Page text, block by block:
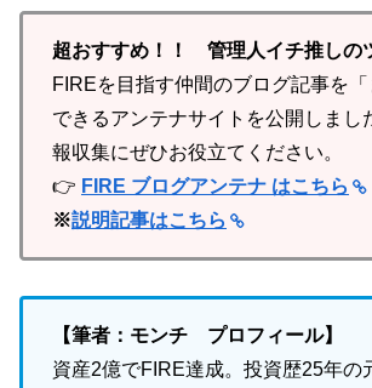
超おすすめ！！ 管理人イチ推しの
FIREを目指す仲間のブログ記事を「
できるアンテナサイトを公開しまし
報収集にぜひお役立てください。
👉 FIRE ブログアンテナ はこちら
※説明記事はこちら
【筆者：モンチ プロフィール】
資産2億でFIRE達成。投資歴25年の